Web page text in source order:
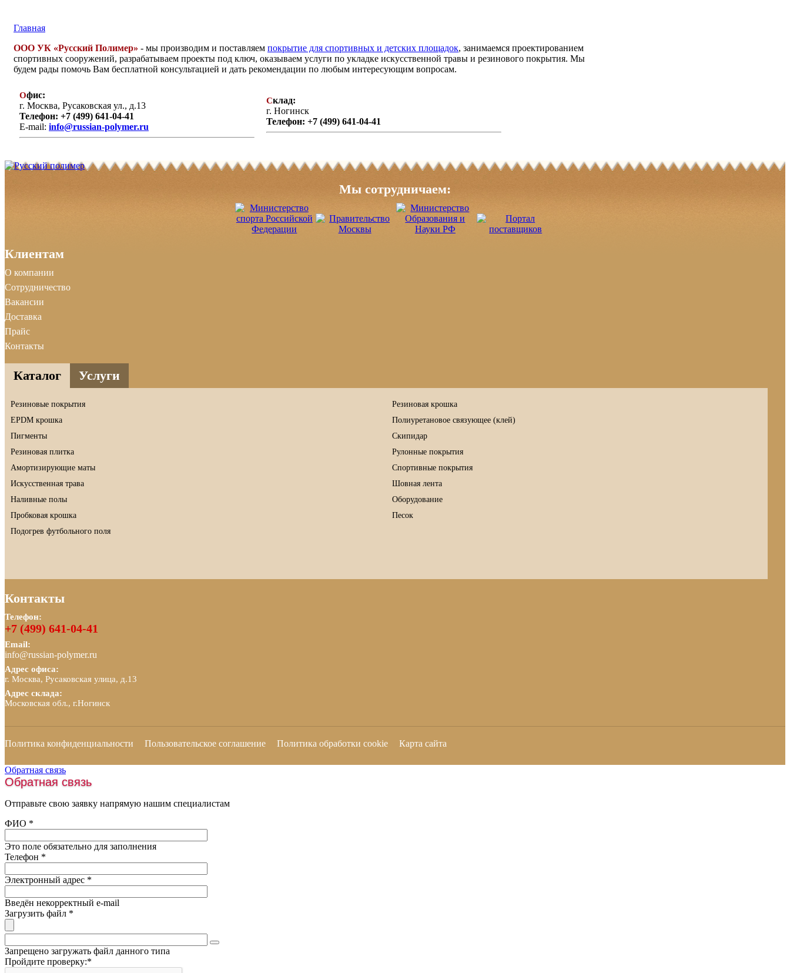
Главная
ООО УК «Русский Полимер» - мы производим и поставляем покрытие для спортивных и детских площадок, занимаемся проектированием
спортивных сооружений, разрабатываем проекты под ключ, оказываем услуги по укладке искусственной травы и резинового покрытия. Мы
будем рады помочь Вам бесплатной консультацией и дать рекомендации по любым интересующим вопросам.
Офис:
г. Москва, Русаковская ул., д.13
Телефон: +7 (499) 641-04-41
E-mail: info@russian-polymer.ru
Склад:
г. Ногинск
Телефон: +7 (499) 641-04-41
Мы сотрудничаем:
Клиентам
О компании
Сотрудничество
Вакансии
Доставка
Прайс
Контакты
Каталог Услуги
Резиновые покрытия
Резиновая крошка
EPDM крошка
Полиуретановое связующее (клей)
Пигменты
Скипидар
Резиновая плитка
Рулонные покрытия
Амортизирующие маты
Спортивные покрытия
Искусственная трава
Шовная лента
Наливные полы
Оборудование
Пробковая крошка
Песок
Подогрев футбольного поля
Контакты
Телефон:
+7 (499) 641-04-41
Email:
info@russian-polymer.ru
Адрес офиса:
г. Москва, Русаковская улица, д.13
Адрес склада:
Московская обл., г.Ногинск
Политика конфиденциальности Пользовательское соглашение Политика обработки cookie Карта сайта
Обратная связь
Обратная связь
Отправьте свою заявку напрямую нашим специалистам
ФИО *
Это поле обязательно для заполнения
Телефон *
Электронный адрес *
Введён некорректный e-mail
Загрузить файл *
Запрещено загружать файл данного типа
Пройдите проверку:*